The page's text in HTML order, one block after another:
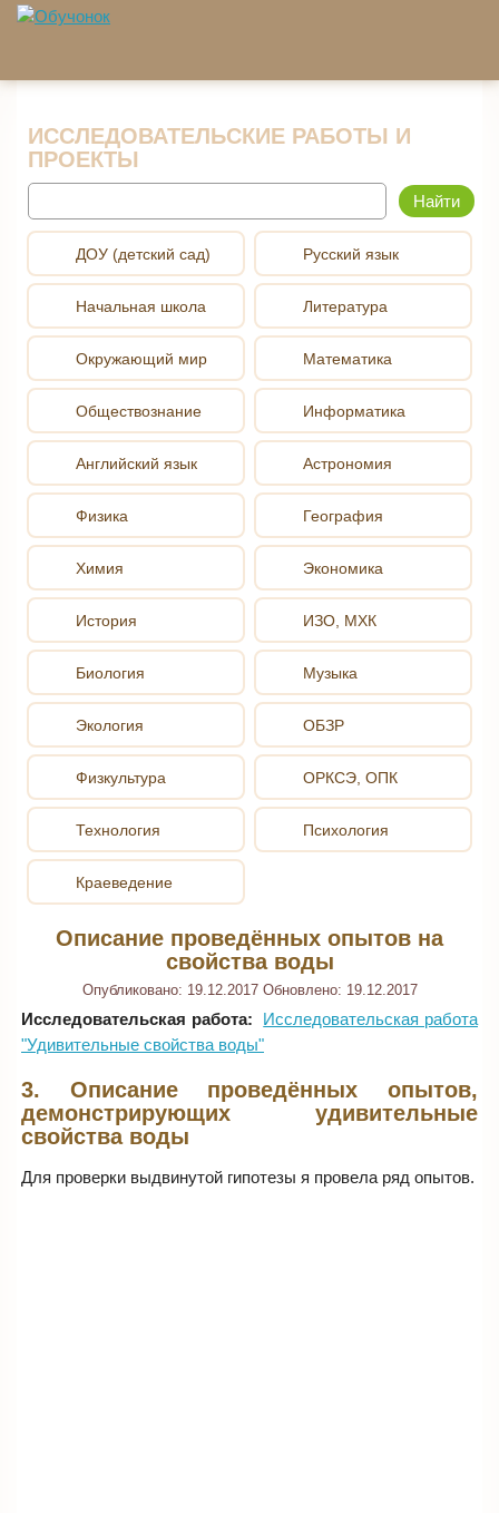
Перейти к основному содержанию
ИССЛЕДОВАТЕЛЬСКИЕ РАБОТЫ И
ПРОЕКТЫ
ДОУ (детский сад)
Начальная школа
Окружающий мир
Обществознание
Английский язык
Русский язык
Литература
Математика
Информатика
Астрономия
Физика
Химия
История
Биология
Экология
География
Экономика
ИЗО, МХК
Музыка
ОБЗР
Физкультура
Технология
Краеведение
ОРКСЭ, ОПК
Психология
Описание проведённых опытов на
свойства воды
Опубликовано: 19.12.2017 Обновлено: 19.12.2017
Исследовательская работа:
Исследовательская работа
"Удивительные свойства воды"
3. Описание проведённых опытов,
демонстрирующих удивительные
свойства воды
Для проверки выдвинутой гипотезы я провела ряд опытов.